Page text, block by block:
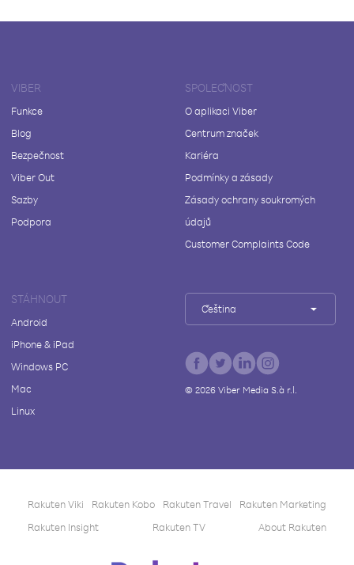
VIBER
Funkce
Blog
Bezpečnost
Viber Out
Sazby
Podpora
SPOLEČNOST
O aplikaci Viber
Centrum značek
Kariéra
Podmínky a zásady
Zásady ochrany soukromých
údajů
Customer Complaints Code
STÁHNOUT
Android
iPhone & iPad
Windows PC
Mac
Linux
Čeština
© 2026Viber Media S.à r.l.
Rakuten Viki Rakuten Kobo Rakuten Travel
Rakuten Marketing
Rakuten Insight
Rakuten TV About Rakuten